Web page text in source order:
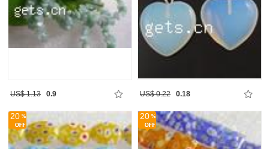
US$ 1.13 0.9 US$ 0.22 0.18
20 20